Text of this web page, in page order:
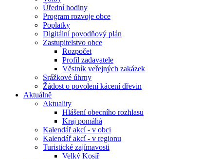
Úřední hodiny
Program rozvoje obce
Poplatky
Digitální povodňový plán
Zastupitelstvo obce
Rozpočet
Profil zadavatele
Věstník veřejných zakázek
Srážkové úhrny
Žádost o povolení kácení dřevin
Aktuálně
Aktuality
Hlášení obecního rozhlasu
Kraj pomáhá
Kalendář akcí - v obci
Kalendář akcí - v regionu
Turistické zajímavosti
Velký Kosíř